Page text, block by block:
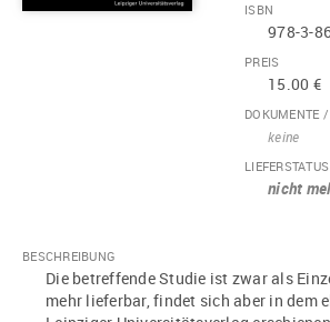
ISBN
978-3-
PREIS
15.00 €
DOKUMENTE
keine
LIEFERSTATUS
nicht
BESCHREIBUNG
Die betreffende Studie ist zwar als
mehr lieferbar, findet sich aber in dem